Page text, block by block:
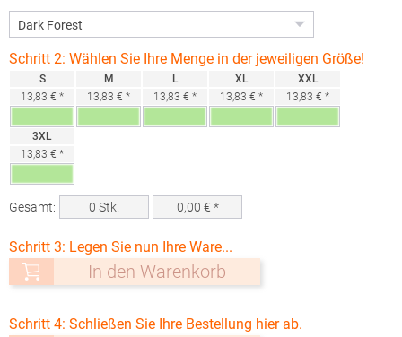
Schritt 2: Wählen Sie Ihre Menge in der jeweiligen Größe!
S
13,83 € *
M
13,83 € *
L
13,83 € *
XL
13,83 € *
XXL
13,83 € *
3XL
13,83 € *
Gesamt: 0 Stk. 0,00 € *
Schritt 3: Legen Sie nun Ihre Ware...
In den Warenkorb
Schritt 4: Schließen Sie Ihre Bestellung hier ab.